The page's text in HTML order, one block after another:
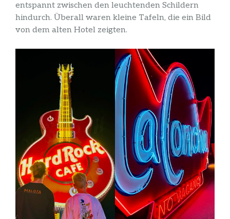
entspannt zwischen den leuchtenden Schildern
hindurch. Überall waren kleine Tafeln, die ein Bild
von dem alten Hotel zeigten.